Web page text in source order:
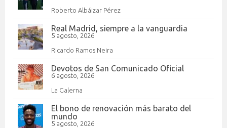
Roberto Albáizar Pérez
Real Madrid, siempre a la vanguardia
5 agosto, 2026
Ricardo Ramos Neira
Devotos de San Comunicado Oficial
6 agosto, 2026
La Galerna
El bono de renovación más barato del
mundo
5 agosto, 2026